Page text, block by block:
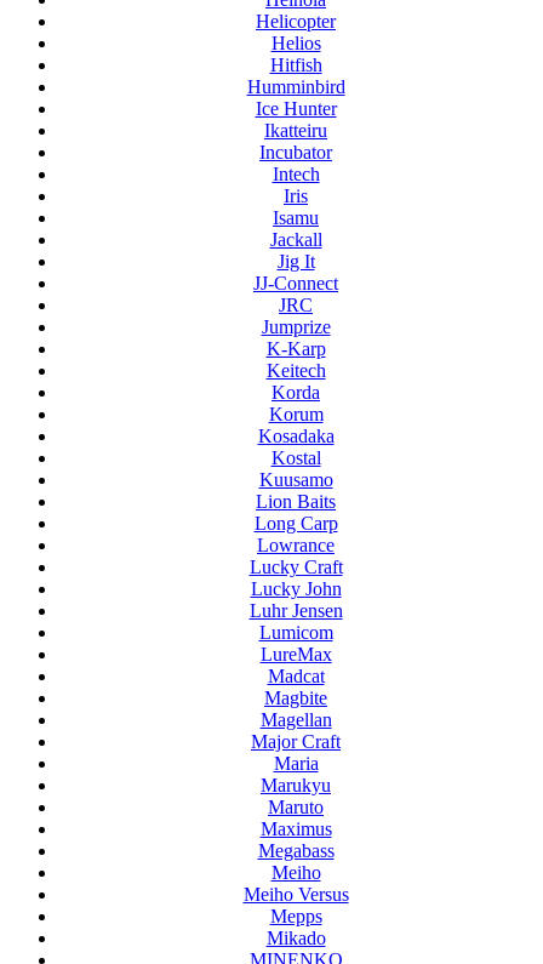
Helicopter
Helios
Hitfish
Humminbird
Ice Hunter
Ikatteiru
Incubator
Intech
Iris
Isamu
Jackall
Jig It
JJ-Connect
JRC
Jumprize
K-Karp
Keitech
Korda
Korum
Kosadaka
Kostal
Kuusamo
Lion Baits
Long Carp
Lowrance
Lucky Craft
Lucky John
Luhr Jensen
Lumicom
LureMax
Madcat
Magbite
Magellan
Major Craft
Maria
Marukyu
Maruto
Maximus
Megabass
Meiho
Meiho Versus
Mepps
Mikado